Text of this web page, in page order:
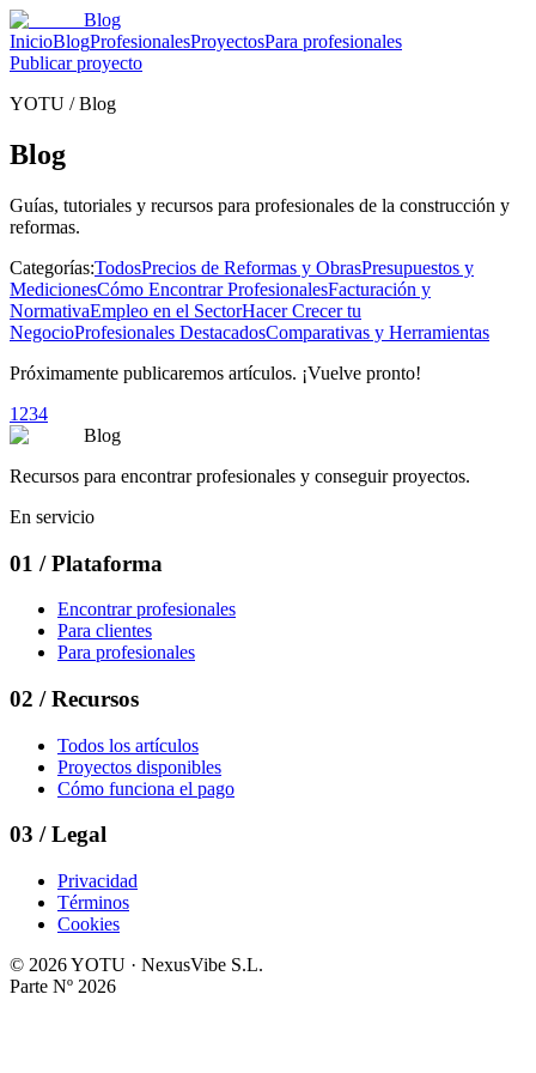
Blog
InicioBlogProfesionalesProyectosPara profesionales
Publicar proyecto
YOTU / Blog
Blog
Guías, tutoriales y recursos para profesionales de la construcción y
reformas.
Categorías:TodosPrecios de Reformas y ObrasPresupuestos y
MedicionesCómo Encontrar ProfesionalesFacturación y
NormativaEmpleo en el SectorHacer Crecer tu
NegocioProfesionales DestacadosComparativas y Herramientas
Próximamente publicaremos artículos. ¡Vuelve pronto!
1 234
Blog
Recursos para encontrar profesionales y conseguir proyectos.
En servicio
01 / Plataforma
Encontrar profesionales
Para clientes
Para profesionales
02 / Recursos
Todos los artículos
Proyectos disponibles
Cómo funciona el pago
03 / Legal
Privacidad
Términos
Cookies
© 2026YOTU · NexusVibe S.L.
Parte Nº 2026